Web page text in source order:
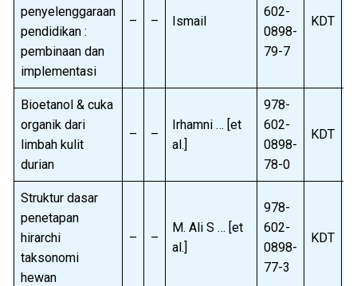
penyelenggaraan
pendidikan :
pembinaan dan
implementasi
– – Ismail
602-
0898-
79-7
KDT
Bioetanol & cuka
organik dari
limbah kulit
durian
– –
Irhamni … [et
al.]
978-
602-
0898-
78-0
KDT
Struktur dasar
penetapan
hirarchi
taksonomi
hewan
– –
M. Ali S … [et
al.]
978-
602-
0898-
77-3
KDT